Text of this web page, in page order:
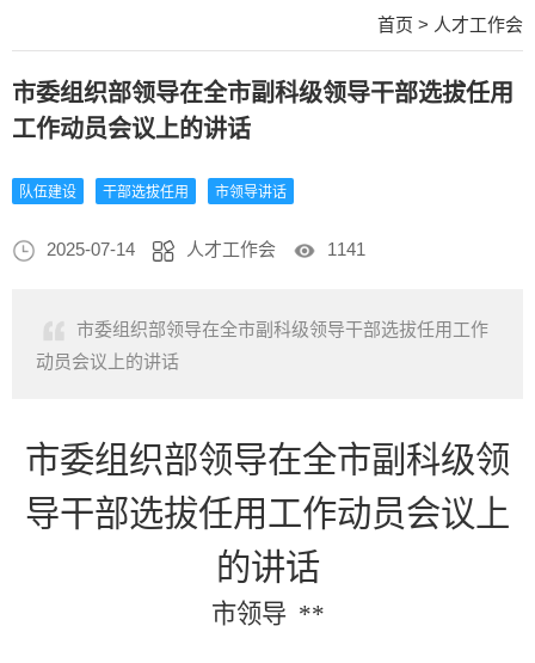
首页 > 人才工作会
市委组织部领导在全市副科级领导干部选拔任用
工作动员会议上的讲话
队伍建设 干部选拔任用 市领导讲话
2025-07-14 人才工作会 1141
市委组织部领导在全市副科级领导干部选拔任用工作
动员会议上的讲话
市委组织部领导在全市副科级领
导干部选拔任用工作动员会议上
的讲话
市领导 **